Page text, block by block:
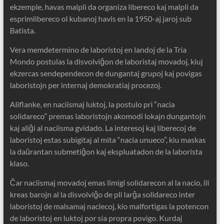
ekzemple, havas malpli da organiza libereco kaj malpli da
esprimlibereco ol kubanoj havis en la 1950-aj jaroj sub
Batista.
Vera memdetermino de laboristoj en landoj de la Tria
Mondo postulas la disvolviĝon de laboristaj movadoj, kiuj
ekzercas sendependecon de dungantaj grupoj kaj povigas
laboristojn per internaj demokratiaj procezoj.
Aliflanke, en naciismaj luktoj, la postulo pri “nacia
solidareco” premas laboristojn akomodi lokajn dungantojn
kaj aliĝi al naciisma gvidado. La interesoj kaj liberecoj de
laboristoj estas subigitaj al mita “nacia unueco”, kiu maskas
la daŭrantan submetiĝon kaj ekspluatadon de la laborista
klaso.
Ĉar naciismaj movadoj emas limigi solidarecon al la nacio, ili
kreas barojn al la disvolviĝo de pli larĝa solidareco inter
laboristoj de malsamaj naciecoj, kio malfortigas la potencon
de laboristoj en luktoj por sia propra povigo. Kurdaj